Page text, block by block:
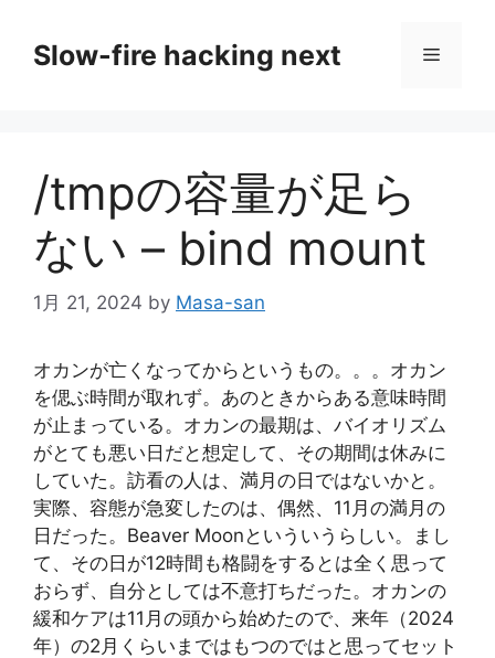
Slow-fire hacking next メ
/tmpの容量が足ら
ない – bind mount
1月 21, 2024 by Masa-san
オカンが亡くなってからというもの。。。オカン
を偲ぶ時間が取れず。あのときからある意味時間
が止まっている。オカンの最期は、バイオリズム
がとても悪い日だと想定して、その期間は休みに
していた。訪看の人は、満月の日ではないかと。
実際、容態が急変したのは、偶然、11月の満月の
日だった。Beaver Moonといういうらしい。まし
て、その日が12時間も格闘をするとは全く思って
おらず、自分としては不意打ちだった。オカンの
緩和ケアは11月の頭から始めたので、来年（2024
年）の2月くらいまではもつのではと思ってセット